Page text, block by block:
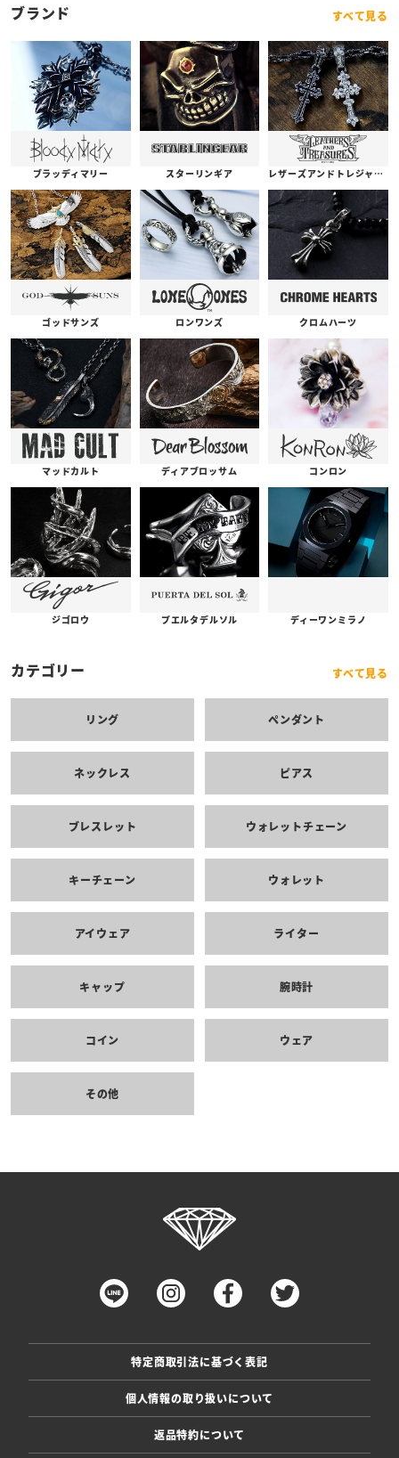
ブランド すべて見る
ブラッディマリー スターリンギア レザーズアンドトレジャーズ
ゴッドサンズ ロンワンズ クロムハーツ
マッドカルト ディアブロッサム コンロン
ジゴロウ プエルタデルソル ディーワンミラノ
カテゴリー すべて見る
リング ペンダント
ネックレス ピアス
ブレスレット ウォレットチェーン
キーチェーン ウォレット
アイウェア ライター
キャップ 腕時計
コイン ウェア
その他
特定商取引法に基づく表記
個人情報の取り扱いについて
返品特約について